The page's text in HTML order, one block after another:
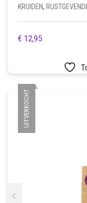
KRUIDEN,
€ 12,95
UITVERKOCHT